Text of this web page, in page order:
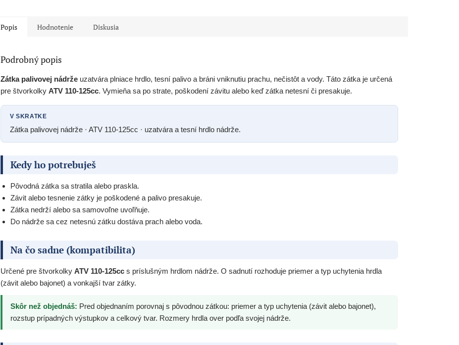
Popis Hodnotenie Diskusia
Podrobný popis
Zátka palivovej nádrže uzatvára plniace hrdlo, tesní palivo a bráni vniknutiu prachu, nečistôt a vody. Táto zátka je určená
pre štvorkolky ATV 110-125cc. Vymieňa sa po strate, poškodení závitu alebo keď zátka netesní či presakuje.
V SKRATKE
Zátka palivovej nádrže · ATV 110-125cc · uzatvára a tesní hrdlo nádrže.
Kedy ho potrebuješ
Pôvodná zátka sa stratila alebo praskla.
Závit alebo tesnenie zátky je poškodené a palivo presakuje.
Zátka nedrží alebo sa samovoľne uvoľňuje.
Do nádrže sa cez netesnú zátku dostáva prach alebo voda.
Na čo sadne (kompatibilita)
Určené pre štvorkolky ATV 110-125cc s príslušným hrdlom nádrže. O sadnutí rozhoduje priemer a typ uchytenia hrdla
(závit alebo bajonet) a vonkajší tvar zátky.
Skôr než objednáš: Pred objednaním porovnaj s pôvodnou zátkou: priemer a typ uchytenia (závit alebo bajonet),
rozstup prípadných výstupkov a celkový tvar. Rozmery hrdla over podľa svojej nádrže.